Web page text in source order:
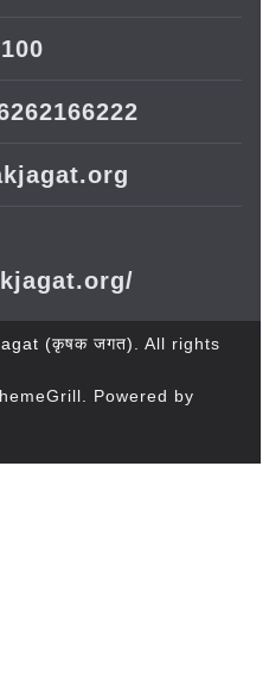
(कृषक जगत)
. All rights
Powered by